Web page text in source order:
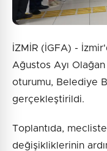
İZMİR (İGFA) -
Ağustos Ayı Olağan
oturumu, Belediye
gerçekleştirildi.
Toplantıda,
değişikliklerinin